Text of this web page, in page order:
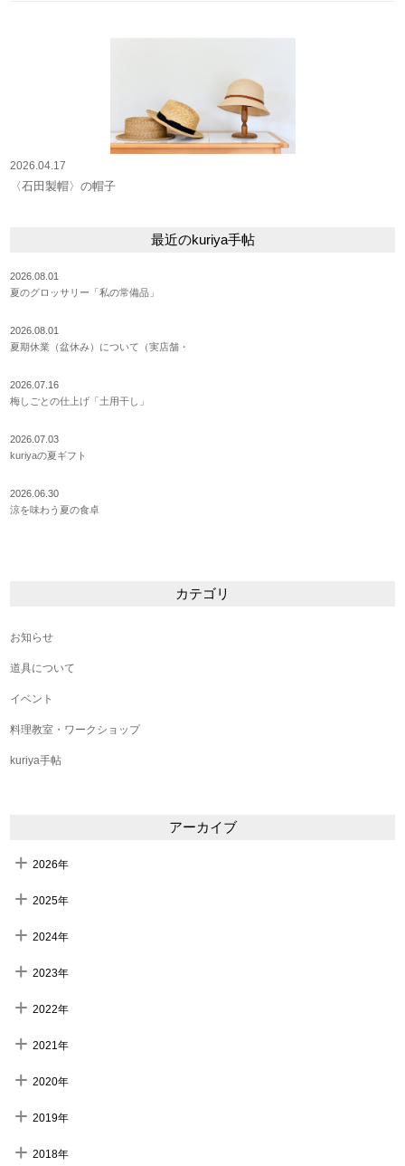
2026.04.17
〈石田製帽〉の帽子
最近のkuriya手帖
2026.08.01
夏のグロッサリー「私の常備品」
2026.08.01
夏期休業（盆休み）について（実店舗・
2026.07.16
梅しごとの仕上げ「土用干し」
2026.07.03
kuriyaの夏ギフト
2026.06.30
涼を味わう夏の食卓
カテゴリ
お知らせ
道具について
イベント
料理教室・ワークショップ
kuriya手帖
アーカイブ
2026年
2025年
2024年
2023年
2022年
2021年
2020年
2019年
2018年